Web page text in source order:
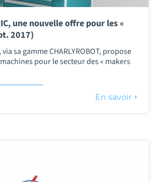
une nouvelle offre pour les «
2017)
via sa gamme CHARLYROBOT, propose
pour le secteur des « makers
En savoir +